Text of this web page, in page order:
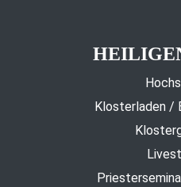
Klosterladen /